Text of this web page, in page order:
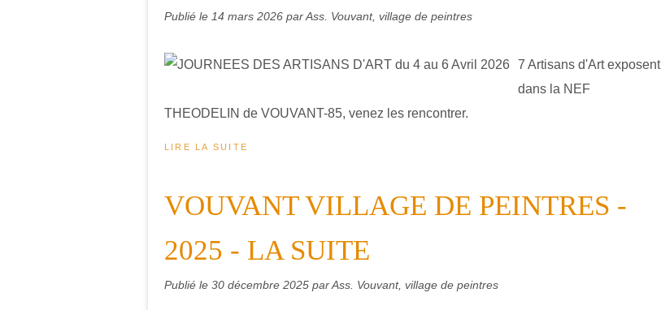
Publié le 14 mars 2026 par Ass. Vouvant, village de peintres
7 Artisans d'Art exposent
dans la NEF
THEODELIN de VOUVANT-85, venez les rencontrer.
LIRE LA SUITE
VOUVANT VILLAGE DE PEINTRES -
2025 - LA SUITE
Publié le 30 décembre 2025 par Ass. Vouvant, village de peintres